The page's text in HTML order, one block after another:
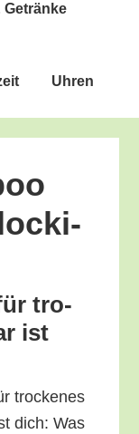
Getränke
Uhren
tro­
ist
tro­cke­nes
dich: Was